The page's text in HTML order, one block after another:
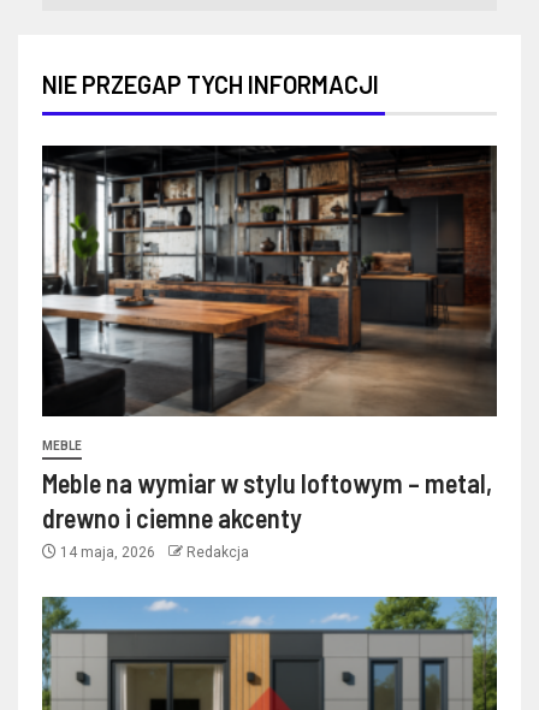
NIE PRZEGAP TYCH INFORMACJI
MEBLE
Meble na wymiar w stylu loftowym – metal,
drewno i ciemne akcenty
14 maja, 2026 Redakcja